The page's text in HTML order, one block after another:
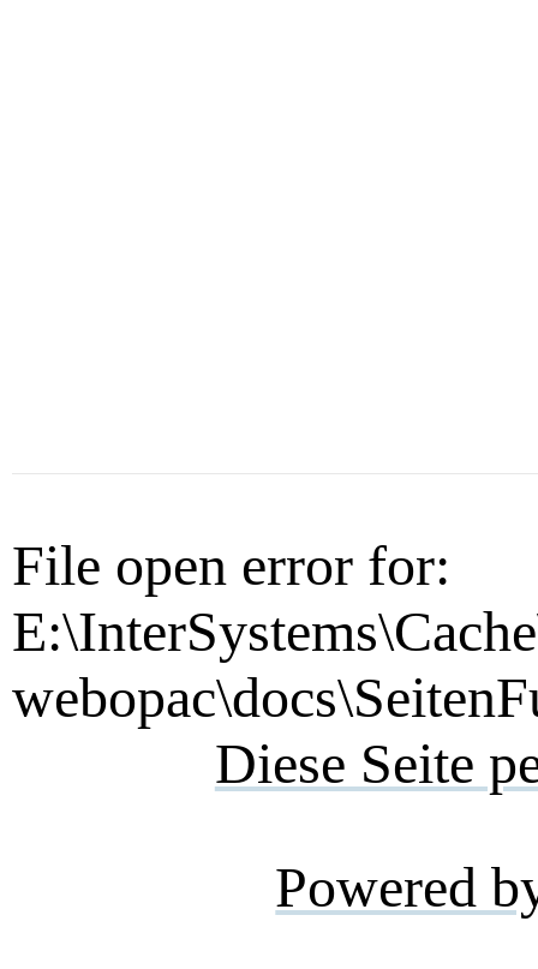
File open error for:
Diese Seite
Powered